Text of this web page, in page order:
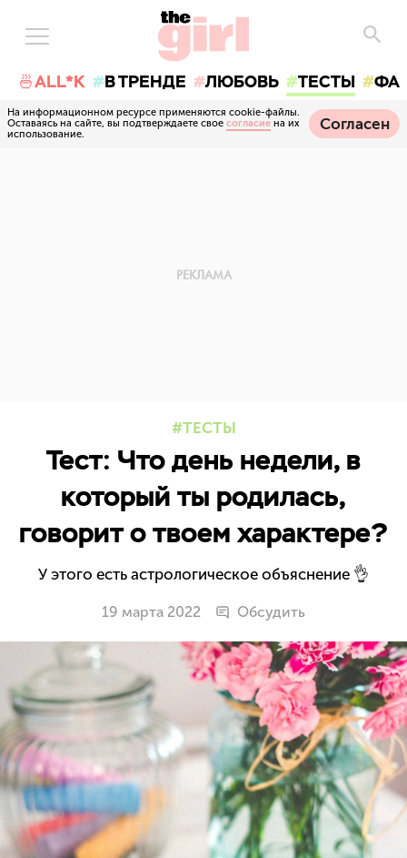
🍜ALL*K В ТРЕНДЕ ЛЮБОВЬ ТЕСТЫ
На информационном ресурсе применяются cookie-файлы.
Оставаясь на сайте, вы подтверждаете свое согласие на их
использование.
Согласен
ТЕСТЫ
Тест: Что день недели, в
который ты родилась,
говорит о твоем характере?
У этого есть астрологическое объяснение 👌
19 марта 2022 Обсудить